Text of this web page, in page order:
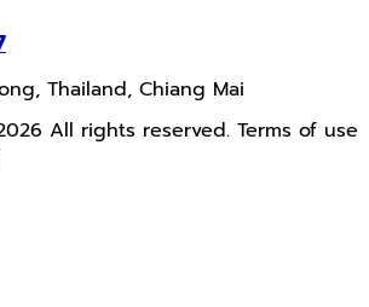
Thailand, Chiang Mai
All rights reserved. Terms of use